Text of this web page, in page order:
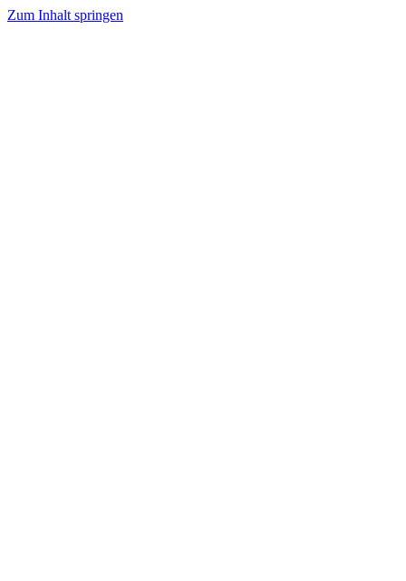
Zum Inhalt springen